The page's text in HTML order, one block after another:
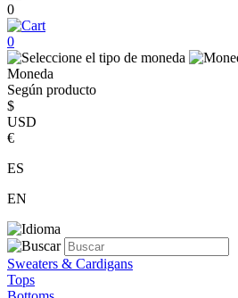
0
0
Moneda
Según producto
$
USD
€
ES
EN
Sweaters & Cardigans
Tops